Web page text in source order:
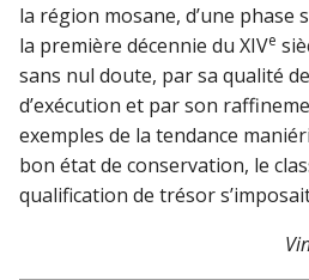
la région mosane, d’une phase
la première décennie du XIVe
sans nul doute, par sa qualité
d’exécution et par son
exemples de la tendance
bon état de conservation, le
qualification de trésor